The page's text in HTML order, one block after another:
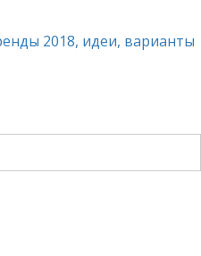
2018, идеи, варианты